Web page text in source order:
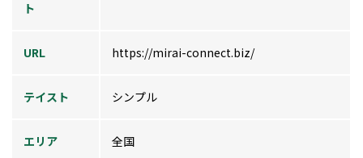
ト
URL https://mirai-connect.biz/
テイスト シンプル
エリア 全国